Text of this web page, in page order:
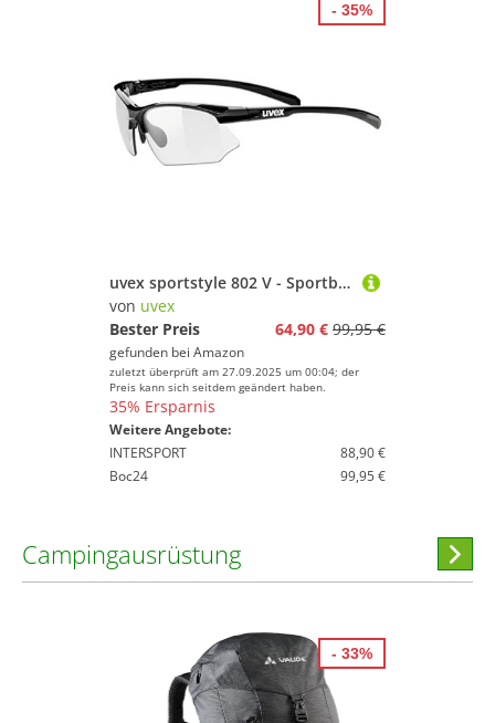
uvex sportstyle 802 V - Sportbrille für Damen und Herren - selbsttönend - beschlagfrei - black/smoke - one size
von uvex
Bester Preis
64,90 € 99,95 €
gefunden bei Amazon
zuletzt überprüft am 27.09.2025 um 00:04; der
Preis kann sich seitdem geändert haben.
35% Ersparnis
Weitere Angebote:
INTERSPORT
88,90 €
Boc24
99,95 €
- 35%
Campingausrüstung
- 33%